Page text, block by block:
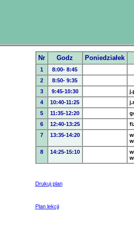
Nr Godz Poniedziałek
1
8:00- 8:45
2
8:50- 9:35
3
9:45-10:30
4
10:40-11:25
5
11:35-12:20
6
12:40-13:25
7
13:35-14:20
8
14:25-15:10
Drukuj plan
Plan lekcji